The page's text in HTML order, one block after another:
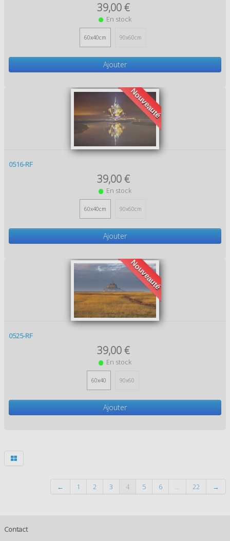
39,00 €
En stock
60x40cm 90x60cm
Ajouter
Nouveauté
0516-RF
39,00 €
En stock
60x40cm 90x60cm
Ajouter
Nouveauté
0525-RF
39,00 €
En stock
60x40 90x60
Ajouter
← 1 2 3 4 5 6 ... 22 →
Contact